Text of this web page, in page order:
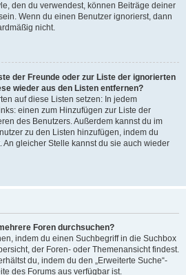
den du verwendest, können Beiträge deiner
Wenn du einen Benutzer ignorierst, dann
nicht.
der Freunde oder zur Liste der ignorierten
wieder aus den Listen entfernen?
auf diese Listen setzen: In jedem
einen zum Hinzufügen zur Liste der
des Benutzers. Außerdem kannst du im
zu den Listen hinzufügen, indem du
gleicher Stelle kannst du sie auch wieder
Foren durchsuchen?
indem du einen Suchbegriff in die Suchbox
der Foren- oder Themenansicht findest.
du, indem du den „Erweiterte Suche“-
des Forums aus verfügbar ist.